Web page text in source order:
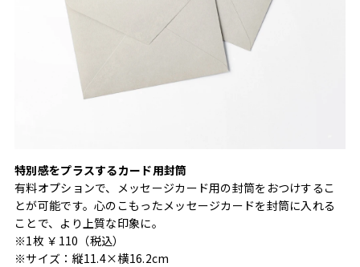
特別感をプラスするカード用封筒
有料オプションで、メッセージカード用の封筒をおつけするこ
とが可能です。心のこもったメッセージカードを封筒に入れる
ことで、より上質な印象に。
※1枚 ￥110（税込）
※サイズ：縦11.4×横16.2cm